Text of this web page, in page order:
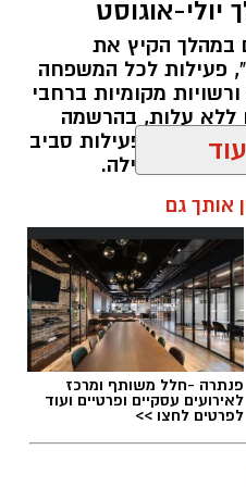
טבע ייחודיות ברחבי
הפרסאידים
שקיעות מדבריות
לכל המשפחה
במחוז דרום של
הישראלי בלילה הוא
הפתוחים ושמי
למצוא במקומות
הכוכבים המרהיב לא
כל מה שנדרש הוא
להרים את המבט אל
אוגוסט
במהלך הקיץ את
פעילות לכל המשפחה
מקומיות ברחבי
ללא עלות, בהרשמה
ולהורים פעילות סביב
והקהילה.
פעילות לכל
אותך גם
לאירועים עסקיים ופרטיים ועוד